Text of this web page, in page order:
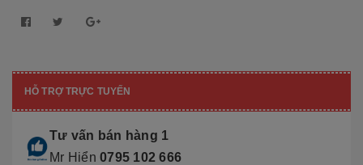
HỖ TRỢ TRỰC TUYẾN
Tư vấn bán hàng 1
Mr Hiển 0795 102 666